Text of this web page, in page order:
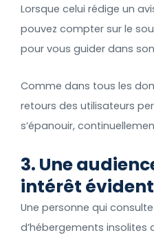
Lorsque celui rédige un
pouvez compter sur le
pour vous guider dans
Comme dans tous les
retours des utilisateurs
s’épanouir,
3. Une
intérêt
Une personne qui
d’hébergements insolites